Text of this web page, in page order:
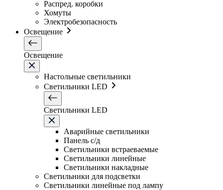
Распред. коробки
Хомуты
Электробезопасность
Освещение
Освещение
Настольные светильники
Светильники LED
Светильники LED
Аварийные светильники
Панель с/д
Светильники встраеваемые
Светильники линейные
Светильники накладные
Светильники для подсветки
Светильники линейные под лампу